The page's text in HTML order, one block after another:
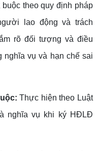
theo quy định pháp
lao động và trách
rõ đối tượng và điều
nghĩa vụ và hạn chế sai
Thực hiện theo Luật
nghĩa vụ khi ký HĐLĐ